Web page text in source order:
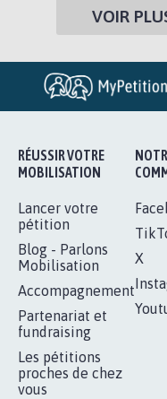
VOIR
RÉUSSIR VOTRE
MOBILISATION
Lancer votre
pétition
Blog - Parlons
Mobilisation
Accompagnement
Partenariat et
fundraising
Les pétitions
proches de chez
vous
X